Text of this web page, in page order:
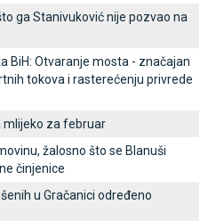
ga Stanivuković nije pozvao na
BiH: Otvaranje mosta - značajan
tokova i rasterećenju privrede
mlijeko za februar
žalosno što se Blanuši
činjenice
u Gračanici određeno